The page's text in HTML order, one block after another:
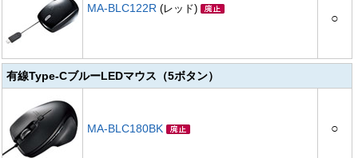
MA-BLC122R (レッド)
○
有線Type-CブルーLEDマウス（5ボタン）
MA-BLC180BK ○